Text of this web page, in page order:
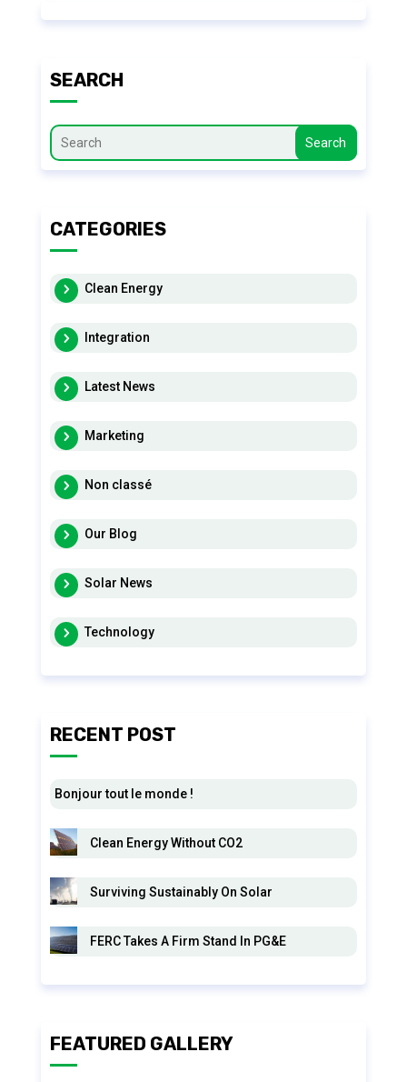
SEARCH
Search
CATEGORIES
Clean Energy
Integration
Latest News
Marketing
Non classé
Our Blog
Solar News
Technology
RECENT POST
Bonjour tout le monde !
Clean Energy Without CO2
Surviving Sustainably On Solar
FERC Takes A Firm Stand In PG&E
FEATURED GALLERY